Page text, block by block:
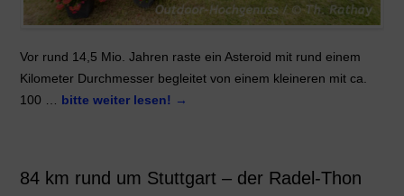
Vor rund 14,5 Mio. Jahren raste ein Asteroid mit rund einem
Kilometer Durchmesser begleitet von einem kleineren mit ca.
100 … bitte weiter lesen! →
84 km rund um Stuttgart – der Radel-Thon